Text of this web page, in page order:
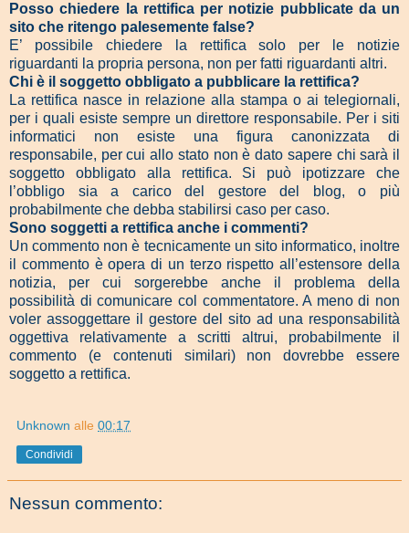
Posso chiedere la rettifica per notizie pubblicate da un
sito che ritengo palesemente false?
E’ possibile chiedere la rettifica solo per le notizie
riguardanti la propria persona, non per fatti riguardanti altri.
Chi è il soggetto obbligato a pubblicare la rettifica?
La rettifica nasce in relazione alla stampa o ai telegiornali,
per i quali esiste sempre un direttore responsabile. Per i siti
informatici non esiste una figura canonizzata di
responsabile, per cui allo stato non è dato sapere chi sarà il
soggetto obbligato alla rettifica. Si può ipotizzare che
l’obbligo sia a carico del gestore del blog, o più
probabilmente che debba stabilirsi caso per caso.
Sono soggetti a rettifica anche i commenti?
Un commento non è tecnicamente un sito informatico, inoltre
il commento è opera di un terzo rispetto all’estensore della
notizia, per cui sorgerebbe anche il problema della
possibilità di comunicare col commentatore. A meno di non
voler assoggettare il gestore del sito ad una responsabilità
oggettiva relativamente a scritti altrui, probabilmente il
commento (e contenuti similari) non dovrebbe essere
soggetto a rettifica.
Unknown alle 00:17
Condividi
Nessun commento: